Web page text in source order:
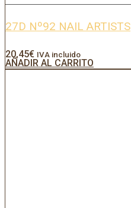
27D Nº92 NAIL ARTISTS
20,45€ IVA incluido
AÑADIR AL CARRITO